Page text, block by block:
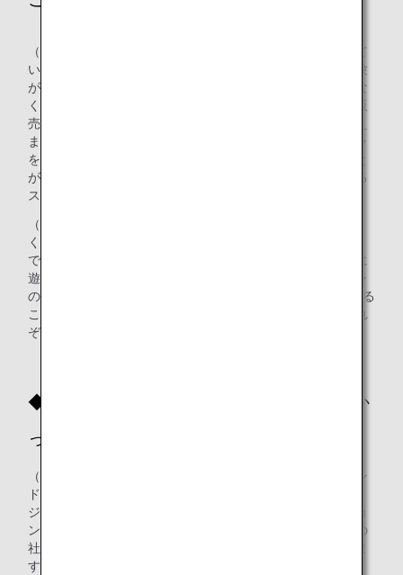
（谷さん）神戸空港の所長になる前、鳥取空港の所長をして
いました。鳥取空港でも缶バッジを製作して売り出した経験
があり、コロナ禍で毎年実施していた社会貢献活動ができな
くなった時、神戸空港でも同じように缶バッジを製作して販
売することで収益金を寄付に充てることはできないかと考え
ました。同時に非接触型の販売方法を検討し、ガチャガチャ
を設置すれば、お客様ご自身で回して購入していただくこと
が可能だと考え、缶バッジをガチャガチャに入れて販売する
スタイルを確立させました。
（小川さん）設置場所も工夫し搭乗ゲートのエリアではな
く、チェックインカウンターに並ぶ列の前に設置したこと
で、飛行機に搭乗されるお客様だけではなく、休日で空港に
遊びに来られる方にもお楽しみいただけます。ガチャガチャ
の機械は2種類ご用意しており、旅先のお土産として購入する
ことが多いマグネットとお子様に大人気の缶バッジを、それ
ぞれ分けて販売しています。
◆缶バッジ・マグネット製作を始めてよか
ったなと思う瞬間は？
（安藤さん）旅客サービス、オペレーション、グランドハン
ドリング、整備などさまざまな職種・年代が集って缶バッ
ジ・マグネットの製作を行う際に、多くのコミュニケーショ
ンが生まれます。雑談や仕事の話をしながら、楽しく多くの
社員と交流が持てることで、仕事にも明るく取り組めていま
す。そういったコミュニケーションの機会が生まれたこと